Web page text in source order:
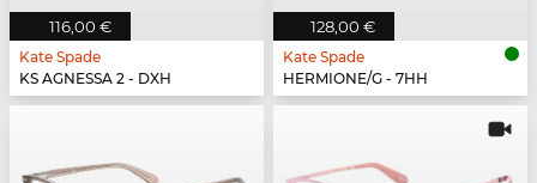
116,00 €
Kate Spade
KS AGNESSA 2 - DXH
128,00 €
Kate Spade
HERMIONE/G - 7HH